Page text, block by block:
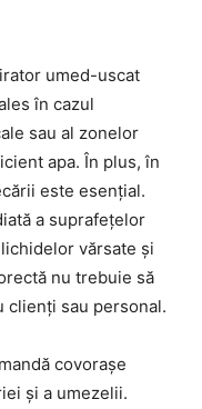
umed-uscat
în cazul
sau al zonelor
apa. În plus, în
este esențial.
a suprafețelor
vărsate și
nu trebuie să
clienți sau personal.
covorașe
și a umezelii.